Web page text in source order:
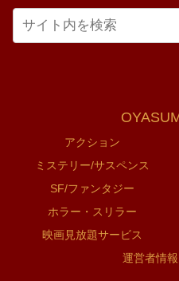
アクション
ミステリー/サスペンス
SF/ファンタジー
ホラー・スリラー
映画見放題サービス
運営者情